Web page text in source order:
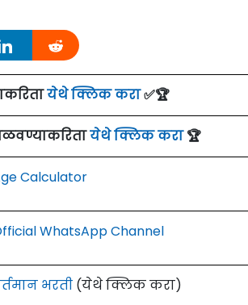
येथे क्लिक करा✅🏆
येथे क्लिक करा🏆
Calculator
WhatsApp Channel
भरती (येथे क्लिक करा)